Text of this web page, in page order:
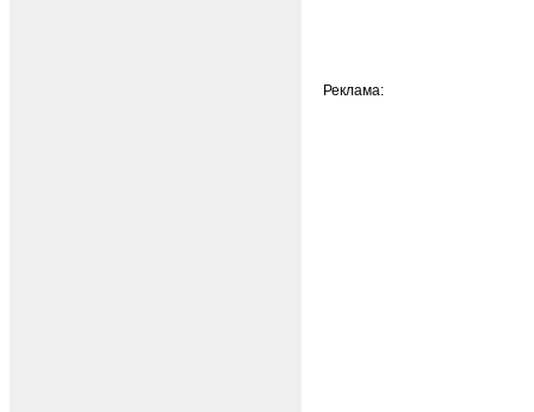
Реклама: